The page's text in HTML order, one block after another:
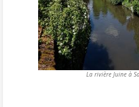
La rivière Juine à